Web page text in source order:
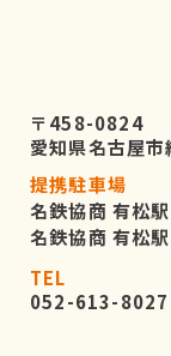
〒458-0824
愛知県名古屋
提携駐車場
名鉄協商 有松
名鉄協商 有松
TEL
052-613-8027